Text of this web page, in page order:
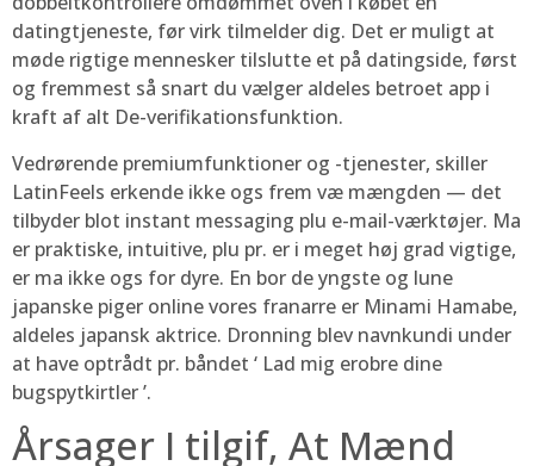
datingtjeneste, før virk tilmelder dig. Det er muligt at
møde rigtige mennesker tilslutte et på datingside, først
og fremmest så snart du vælger aldeles betroet app i
kraft af alt De-verifikationsfunktion.
Vedrørende premiumfunktioner og -tjenester, skiller
LatinFeels erkende ikke ogs frem væ mængden — det
tilbyder blot instant messaging plu e-mail-værktøjer. Ma
er praktiske, intuitive, plu pr. er i meget høj grad vigtige,
er ma ikke ogs for dyre. En bor de yngste og lune
japanske piger online vores franarre er Minami Hamabe,
aldeles japansk aktrice. Dronning blev navnkundi under
at have optrådt pr. båndet ‘ Lad mig erobre dine
bugspytkirtler ’.
Årsager I tilgif, At Mænd